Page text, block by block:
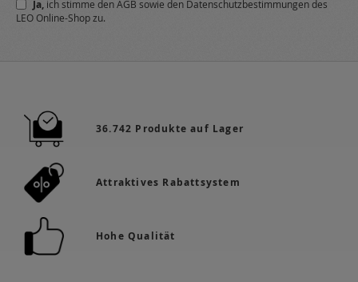
Newsletter
a:
Ja, ich stimme denAGB sowie den Datenschutzbestimmungendes
LEO Online-Shop zu.
36.742 Produkte auf Lager
Attraktives Rabattsystem
Hohe Qualität